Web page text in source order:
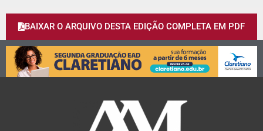
BAIXAR O ARQUIVO DESTA EDIÇÃO COMPLETA EM PDF